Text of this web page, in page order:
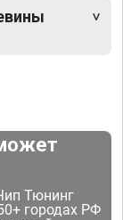
Тюнинг
городах РФ